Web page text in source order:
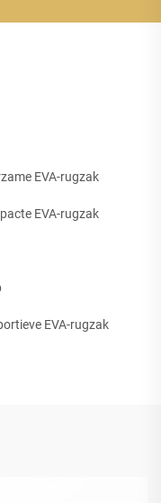
EVA-rugzak
EVA-rugzak
EVA-rugzak